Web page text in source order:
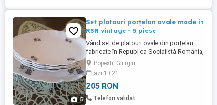
5
Set platouri porțelan ovale made in
RSR vintage - 5 piese
Vând set de platouri ovale din porțelan
fabricate în Republica Socialistă România,
la ARPO Curtea de Argeș - 5 piese: - 1
platou mare (41 cm lungime, 25 cm
lățime); - 4 platouri mici (27 cm lungime,
17 cm lățime). Unul din cele 4 platouri mici
are o mică ciobitură pe margine. Pozele
Popesti, Giurgiu
azi 10:21
205 RON
Telefon validat